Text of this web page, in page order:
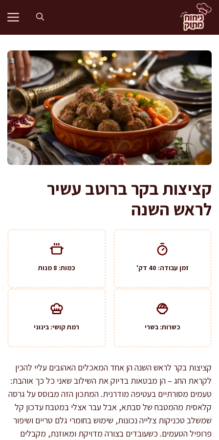
לדלג
לתוכן
קציצות בקר ברוטב עשיר
לראש השנה
זמן עבודה: 40 דק' כמות: 8 מנות
כשרות: בשרי רמת קושי: בינוני
קציצות בקר לראש השנה הן אחד המאכלים האהובים עליי להכין
לקראת החג – הן מבטאות בדיוק את השילוב שאני כל כך אוהבת:
טעמים מסורתיים בעטיפה מודרנית. המתכון הזה מבוסס על גרסה
קלאסית מהמטבח של סבתא, אבל עבר אצלי במטבח עדכון קל
שמשלב טכניקות צלייה נכונות, שימוש בחומרי גלם טריים ושיפור
פרופיל הטעמים. כשעובדים בצורה מדויקת ומאוזנת, מקבלים